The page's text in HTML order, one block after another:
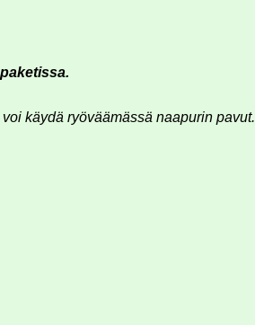
käydä ryöväämässä naapurin pavut.